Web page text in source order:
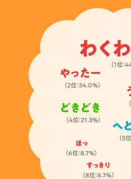
わく
（1位：
やったー
（2位：34.0%）
どきどき
（4位：21.3%）
へ
（5
ほっ
（6位：8.7%）
すっきり
（8位：6.7%）